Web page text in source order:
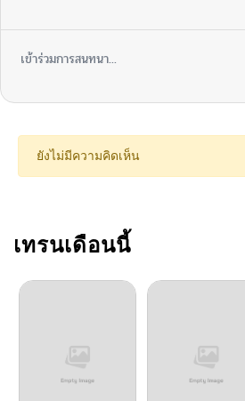
ตอนที่ 28
ตอนที่ 26
ตอนที่ 24
ตอนที่ 22
เข้าร่วมการสนทนา...
ยังไม่มีความคิดเห็น
เทรนเดือนนี้